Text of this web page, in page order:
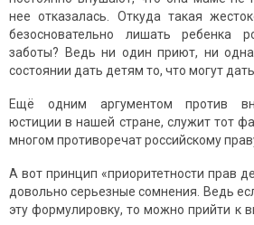
нее отказалась. Откуда такая
безосновательно лишать ребенка
заботы? Ведь ни один приют, ни
состоянии дать детям то, что могут
Ещё одним аргументом против
юстиции в нашей стране, служит тот
многом противоречат российскому
А вот принцип «приоритетности прав
довольно серьезные сомнения. Ведь
эту формулировку, то можно прийти к